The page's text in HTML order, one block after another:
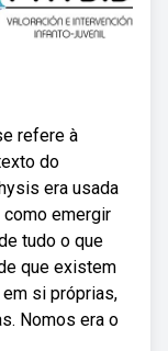
refere à
do
era usada
como emergir
tudo o que
que existem
si próprias,
Nomos era o